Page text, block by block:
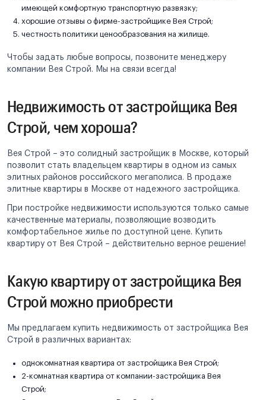
имеющей комфортную транспортную развязку;
хорошие отзывы о фирме-застройщике Вея Строй;
честность политики ценообразования на жилище.
Чтобы задать любые вопросы, позвоните менеджеру
компании Вея Строй. Мы на связи всегда!
Недвижимость от застройщика Вея
Строй, чем хороша?
Вея Строй – это солидный застройщик в Москве, который
позволит стать владельцем квартиры в одном из самых
элитных районов российского мегаполиса. В продаже
элитные квартиры в Москве от надежного застройщика.
При постройке недвижимости используются только самые
качественные материалы, позволяющие возводить
комфортабельное жилье по доступной цене. Купить
квартиру от Вея Строй – действительно верное решение!
Какую квартиру от застройщика Вея
Строй можно приобрести
Мы предлагаем купить недвижимость от застройщика Вея
Строй в различных вариантах:
однокомнатная квартира от застройщика Вея Строй;
2-комнатная квартира от компании-застройщика Вея
Строй;